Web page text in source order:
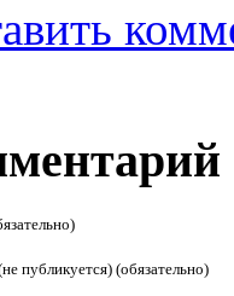
публикуется) (обязательно)